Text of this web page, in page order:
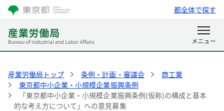
都全体で探す
産業労働局トップ 条例・計画・審議会
商工業
東京都中小企業・小規模企業振興条例
「東京都中小企業・小規模企業振興条例(仮称)の構成と基本
的な考え方について」への意見募集